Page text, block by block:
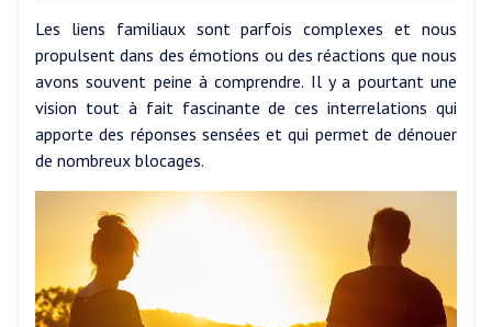
Les liens familiaux sont parfois complexes et nous
propulsent dans des émotions ou des réactions que nous
avons souvent peine à comprendre. Il y a pourtant une
vision tout à fait fascinante de ces interrelations qui
apporte des réponses sensées et qui permet de dénouer
de nombreux blocages.